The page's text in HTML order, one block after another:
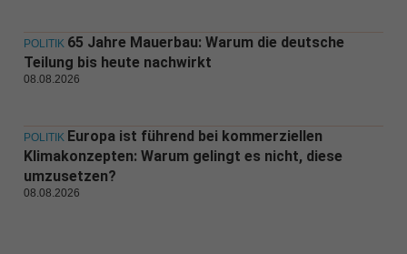
POLITIK 65 Jahre Mauerbau: Warum die deutsche
Teilung bis heute nachwirkt
08.08.2026
POLITIK Europa ist führend bei kommerziellen
Klimakonzepten: Warum gelingt es nicht, diese
umzusetzen?
08.08.2026